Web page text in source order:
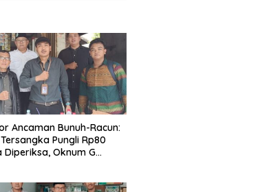
Ancaman Bunuh-Racun:
Pungli Rp80
Diperiksa, Oknum G